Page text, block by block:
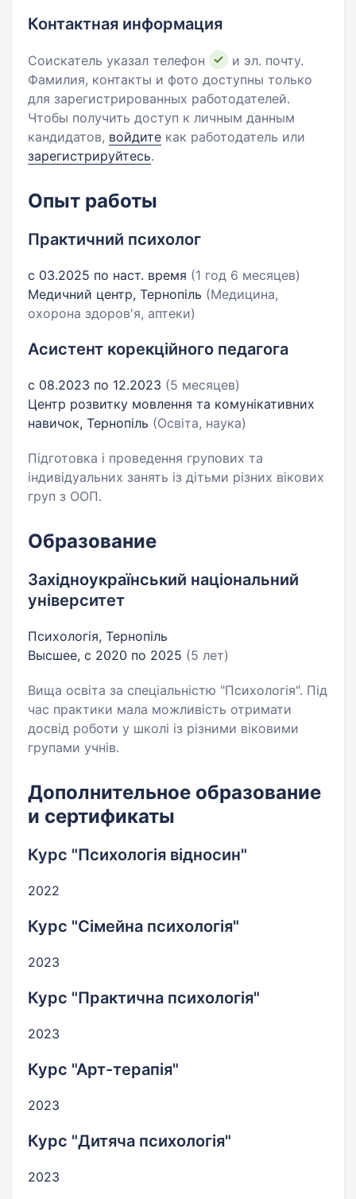
Контактная информация
Соискатель указал телефон
и эл. почту.
Фамилия, контакты и фото доступны только
для зарегистрированных работодателей.
Чтобы получить доступ к личным данным
кандидатов, войдите как работодатель или
зарегистрируйтесь.
Опыт работы
Практичний психолог
с 03.2025 по наст. время (1 год 6 месяцев)
Медичний центр, Тернопіль (Медицина,
охорона здоров'я, аптеки)
Асистент корекційного педагога
с 08.2023 по 12.2023 (5 месяцев)
Центр розвитку мовлення та комунікативних
навичок, Тернопіль (Освіта, наука)
Підготовка і проведення групових та
індивідуальних занять із дітьми різних вікових
груп з ООП.
Образование
Західноукраїнський національний
університет
Психологія, Тернопіль
Высшее, с 2020 по 2025 (5 лет)
Вища освіта за спеціальністю "Психологія". Під
час практики мала можливість отримати
досвід роботи у школі із різними віковими
групами учнів.
Дополнительное образование
и сертификаты
Курс "Психологія відносин"
2022
Курс "Сімейна психологія"
2023
Курс "Практична психологія"
2023
Курс "Арт-терапія"
2023
Курс "Дитяча психологія"
2023